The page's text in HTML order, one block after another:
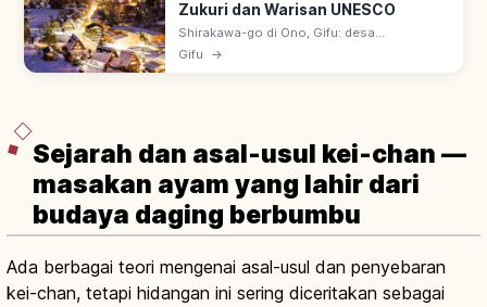
Zukuri dan Warisan UNESCO
Shirakawa-go di Ono, Gifu: desa
pegunungan gassho-zukuri (atap jerami
Gifu →
Sejarah dan asal-usul kei-chan —
masakan ayam yang lahir dari
budaya daging berbumbu
Ada berbagai teori mengenai asal-usul dan penyebaran
kei-chan, tetapi hidangan ini sering diceritakan sebagai